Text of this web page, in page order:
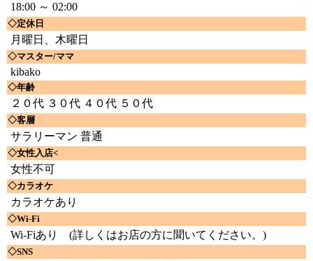
18:00 ～ 02:00
◇定休日
月曜日、木曜日
◇マスター/ママ
kibako
◇年齢
２０代 ３０代 ４０代 ５０代
◇客層
サラリーマン 普通
◇女性入店<
女性不可
◇カラオケ
カラオケあり
◇Wi-Fi
Wi-Fiあり (詳しくはお店の方に聞いてください。)
◇SNS